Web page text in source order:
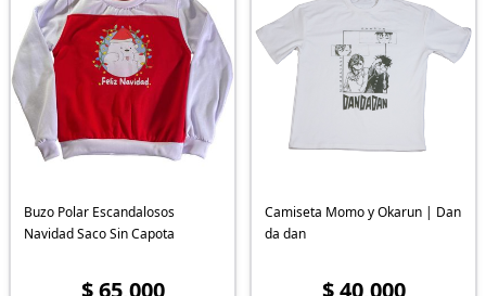
Buzo Polar Escandalosos
Navidad Saco Sin Capota
Camiseta Momo y Okarun | Dan
da dan